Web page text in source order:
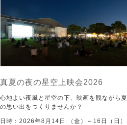
真夏の夜の星空上映会2026
心地よい夜風と星空の下、映画を観ながら夏
の思い出をつくりませんか？
日時：2026年8月14日 （金）～16日（日）